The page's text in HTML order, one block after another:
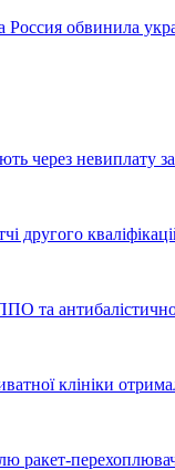
Россия обвинила
через невиплату
другого
та
клініки
ракет-